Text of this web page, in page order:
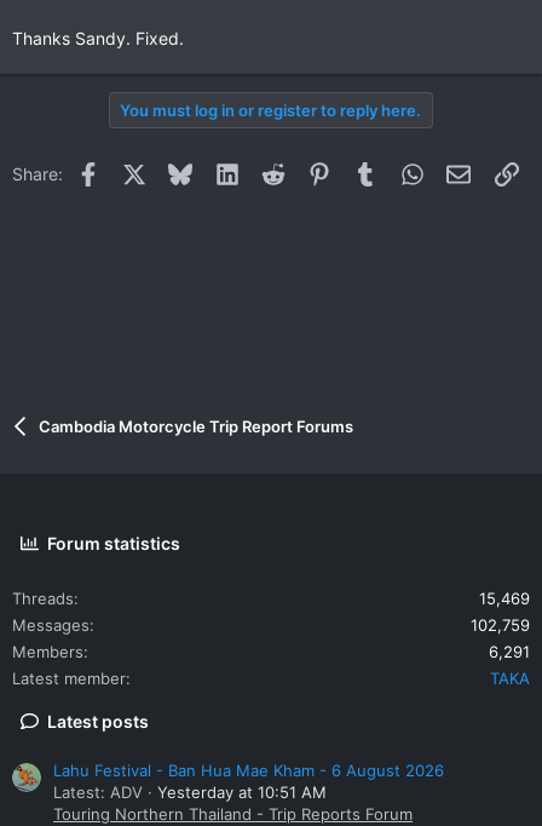
Thanks Sandy. Fixed.
You must log in or register to reply here.
Share: Facebook BlueskyLinkedInReddit PinterestTumblrWhatsApp
Email
Cambodia Motorcycle Trip Report Forums
Forum statistics
Threads
15,469
Messages
102,759
Members
6,291
Latest member
TAKA
Latest posts
Lahu Festival - Ban Hua Mae Kham - 6 August 2026
Latest: ADV
Yesterday at 10:51 AM
Touring Northern Thailand - Trip Reports Forum